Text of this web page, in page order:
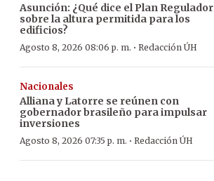
Asunción: ¿Qué dice el Plan Regulador
sobre la altura permitida para los
edificios?
Agosto 8, 2026 08:06 p. m. · Redacción ÚH
Nacionales
Alliana y Latorre se reúnen con
gobernador brasileño para impulsar
inversiones
Agosto 8, 2026 07:35 p. m. · Redacción ÚH